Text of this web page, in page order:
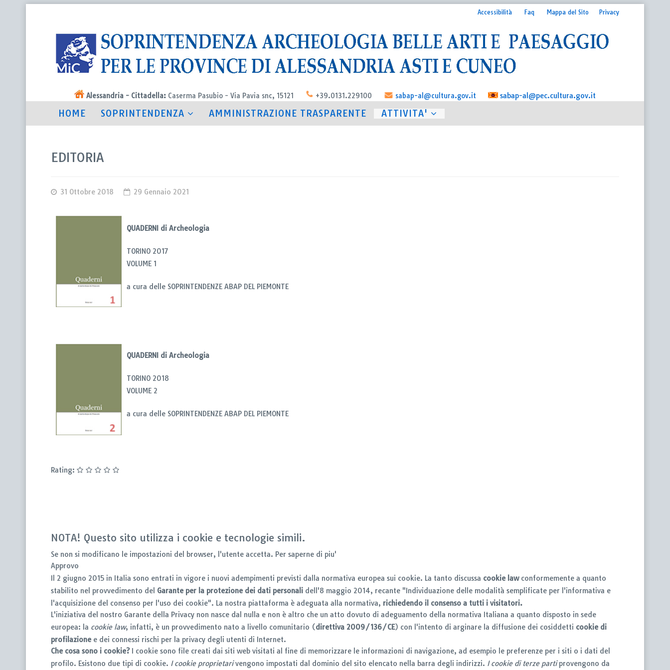
Accessibilità Faq Mappa del Sito Privacy
Alessandria - Cittadella: Caserma Pasubio - Via Pavia snc, 15121 +39.0131.229100 sabap-al@cultura.gov.it sabap-al@pec.cultura.gov.it
HOME SOPRINTENDENZA AMMINISTRAZIONE TRASPARENTE ATTIVITA'
EDITORIA
31 Ottobre 2018 29 Gennaio 2021
QUADERNI di Archeologia
TORINO 2017
VOLUME 1
a cura delle SOPRINTENDENZE ABAP DEL PIEMONTE
QUADERNI di Archeologia
TORINO 2018
VOLUME 2
a cura delle SOPRINTENDENZE ABAP DEL PIEMONTE
Rating:
NOTA! Questo sito utilizza i cookie e tecnologie simili.
Se non si modificano le impostazioni del browser, l'utente accetta. Per saperne di piu'
Approvo
Il 2 giugno 2015 in Italia sono entrati in vigore i nuovi adempimenti previsti dalla normativa europea sui cookie. La tanto discussa cookie lawconformemente a quanto
stabilito nel provvedimento del Garante per la protezione dei dati personali dell'8 maggio 2014, recante "Individuazione delle modalità semplificate per l'informativa e
l'acquisizione del consenso per l'uso dei cookie". La nostra piattaforma è adeguata alla normativa, richiedendo il consenso a tutti i visitatori.
L'iniziativa del nostro Garante della Privacy non nasce dal nulla e non è altro che un atto dovuto di adeguamento della normativa Italiana a quanto disposto in sede
europea: la cookie law, infatti, è un provvedimento nato a livello comunitario (direttiva 2009/136/CE) con l'intento di arginare la diffusione dei cosiddetti cookie di
profilazione e dei connessi rischi per la privacy degli utenti di Internet.
Che cosa sono i cookie? I cookie sono file creati dai siti web visitati al fine di memorizzare le informazioni di navigazione, ad esempio le preferenze per i siti o i dati del
profilo. Esistono due tipi di cookie. I cookie proprietarivengono impostati dal dominio del sito elencato nella barra degli indirizzi. I cookie di terze partiprovengono da